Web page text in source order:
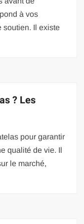
à vos
soutien. Il existe
? Les
pour garantir
qualité de vie. Il
le marché,